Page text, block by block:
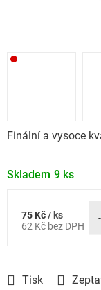
Skladem 9 ks
Finální a vysoce
Tisk
75 Kč/ ks
62 Kč bez DPH
Měrná